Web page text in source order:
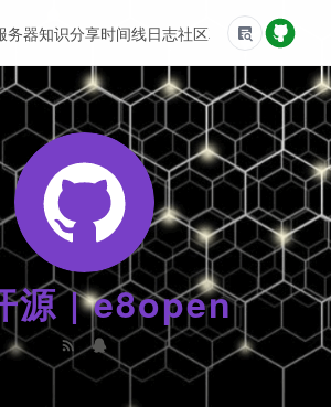
源 | e8open
务器知识分享时间线日志社区友情链接